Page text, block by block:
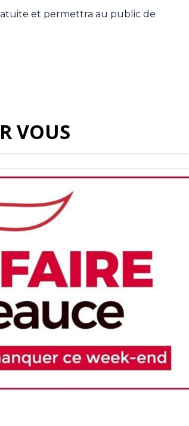
et permettra au public de
VOUS